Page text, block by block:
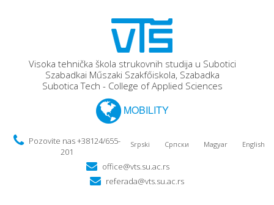
Visoka tehnička škola strukovnih studija u Subotici
Szabadkai Műszaki Szakfőiskola, Szabadka
Subotica Tech - College of Applied Sciences
MOBILITY
Srpski Српски Magyar English
Pozovite nas +38124/655-
201
office@vts.su.ac.rs
referada@vts.su.ac.rs